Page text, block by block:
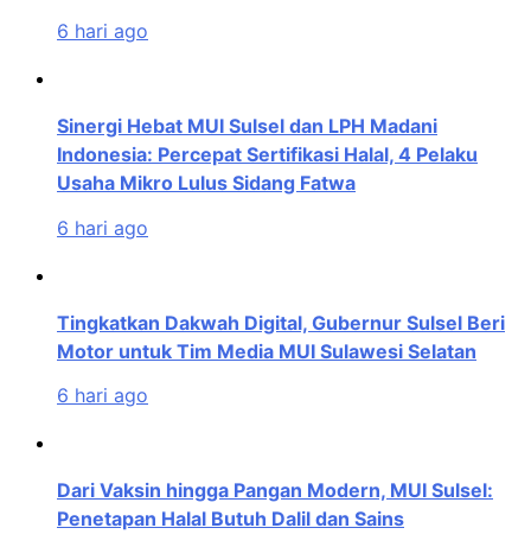
6 hari ago
Sinergi Hebat MUI Sulsel dan LPH Madani
Indonesia: Percepat Sertifikasi Halal, 4 Pelaku
Usaha Mikro Lulus Sidang Fatwa
6 hari ago
Tingkatkan Dakwah Digital, Gubernur Sulsel Beri
Motor untuk Tim Media MUI Sulawesi Selatan
6 hari ago
Dari Vaksin hingga Pangan Modern, MUI Sulsel:
Penetapan Halal Butuh Dalil dan Sains